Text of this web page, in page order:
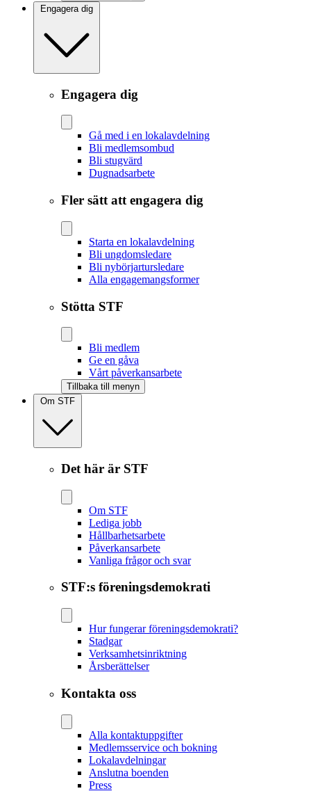
Engagera dig
Engagera dig
Gå med i en lokalavdelning
Bli medlemsombud
Bli stugvärd
Dugnadsarbete
Fler sätt att engagera dig
Starta en lokalavdelning
Bli ungdomsledare
Bli nybörjartursledare
Alla engagemangsformer
Stötta STF
Bli medlem
Ge en gåva
Vårt påverkansarbete
Tillbaka till menyn
Om STF
Det här är STF
Om STF
Lediga jobb
Hållbarhetsarbete
Påverkansarbete
Vanliga frågor och svar
STF:s föreningsdemokrati
Hur fungerar föreningsdemokrati?
Stadgar
Verksamhetsinriktning
Årsberättelser
Kontakta oss
Alla kontaktuppgifter
Medlemsservice och bokning
Lokalavdelningar
Anslutna boenden
Press